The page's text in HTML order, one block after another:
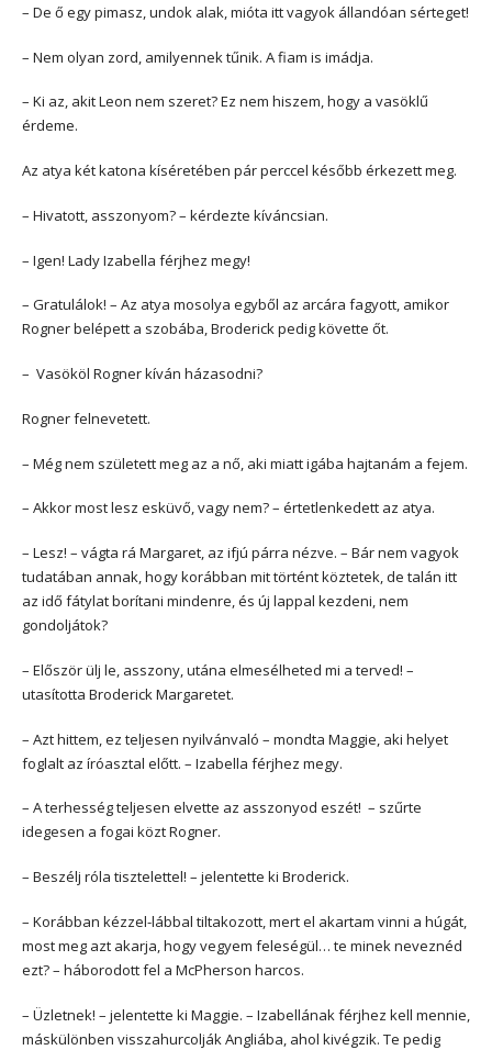
– De ő egy pimasz, undok alak, mióta itt vagyok állandóan sérteget!
– Nem olyan zord, amilyennek tűnik. A fiam is imádja.
– Ki az, akit Leon nem szeret? Ez nem hiszem, hogy a vasöklű
érdeme.
Az atya két katona kíséretében pár perccel később érkezett meg.
– Hivatott, asszonyom? – kérdezte kíváncsian.
– Igen! Lady Izabella férjhez megy!
– Gratulálok! – Az atya mosolya egyből az arcára fagyott, amikor
Rogner belépett a szobába, Broderick pedig követte őt.
– Vasököl Rogner kíván házasodni?
Rogner felnevetett.
– Még nem született meg az a nő, aki miatt igába hajtanám a fejem.
– Akkor most lesz esküvő, vagy nem? – értetlenkedett az atya.
– Lesz! – vágta rá Margaret, az ifjú párra nézve. – Bár nem vagyok
tudatában annak, hogy korábban mit történt köztetek, de talán itt
az idő fátylat borítani mindenre, és új lappal kezdeni, nem
gondoljátok?
– Először ülj le, asszony, utána elmesélheted mi a terved! –
utasította Broderick Margaretet.
– Azt hittem, ez teljesen nyilvánvaló – mondta Maggie, aki helyet
foglalt az íróasztal előtt. – Izabella férjhez megy.
– A terhesség teljesen elvette az asszonyod eszét! – szűrte
idegesen a fogai közt Rogner.
– Beszélj róla tisztelettel! – jelentette ki Broderick.
– Korábban kézzel-lábbal tiltakozott, mert el akartam vinni a húgát,
most meg azt akarja, hogy vegyem feleségül… te minek neveznéd
ezt? – háborodott fel a McPherson harcos.
– Üzletnek! – jelentette ki Maggie. – Izabellának férjhez kell mennie,
máskülönben visszahurcolják Angliába, ahol kivégzik. Te pedig